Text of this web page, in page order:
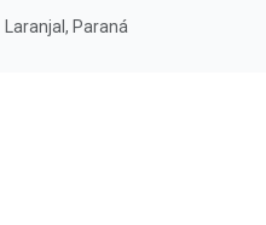
Laranjal, Paraná